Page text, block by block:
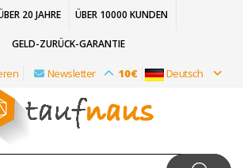
20 JAHRE ÜBER 10000 KUNDEN
GELD-ZURÜCK-GARANTIE
Newsletter 10€ Deutsch